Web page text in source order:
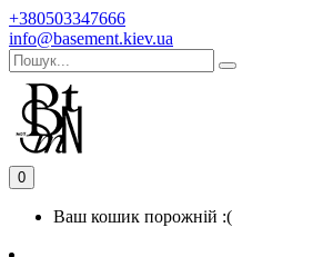
+380503347666
info@basement.kiev.ua
0
Ваш кошик порожній :(